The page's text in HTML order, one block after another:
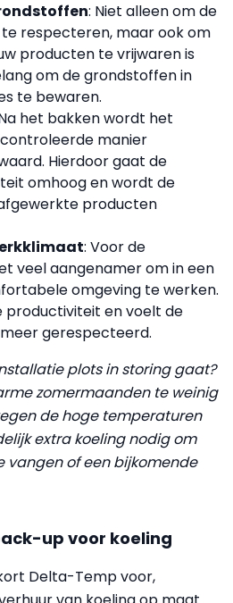
: Niet alleen om de
respecteren, maar ook om
producten te vrijwaren is
om de grondstoffen in
te bewaren.
het bakken wordt het
manier
Hierdoor gaat de
omhoog en wordt de
producten
: Voor de
veel aangenamer om in een
omgeving te werken.
productiviteit en voelt de
gerespecteerd.
plots in storing gaat?
zomermaanden te weinig
de hoge temperaturen
extra koeling nodig om
vangen of een bijkomende
up voor koeling
Delta-Temp voor,